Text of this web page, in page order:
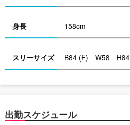
身長 158cm
スリーサイズ B84 (F) W58 H84
出勤スケジュール